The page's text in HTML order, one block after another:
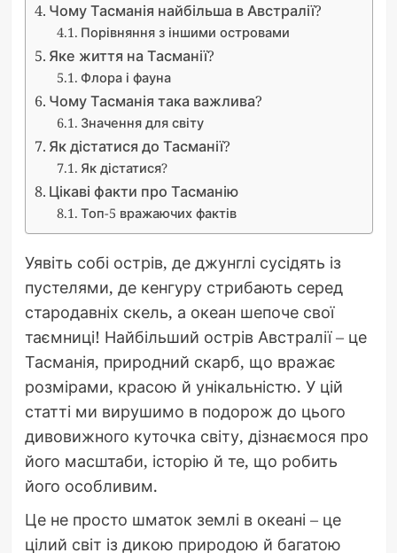
Чому Тасманія найбільша в Австралії?
Порівняння з іншими островами
Яке життя на Тасманії?
Флора і фауна
Чому Тасманія така важлива?
Значення для світу
Як дістатися до Тасманії?
Як дістатися?
Цікаві факти про Тасманію
Топ-5 вражаючих фактів
Уявіть собі острів, де джунглі сусідять із
пустелями, де кенгуру стрибають серед
стародавніх скель, а океан шепоче свої
таємниці! Найбільший острів Австралії – це
Тасманія, природний скарб, що вражає
розмірами, красою й унікальністю. У цій
статті ми вирушимо в подорож до цього
дивовижного куточка світу, дізнаємося про
його масштаби, історію й те, що робить
його особливим.
Це не просто шматок землі в океані – це
цілий світ із дикою природою й багатою